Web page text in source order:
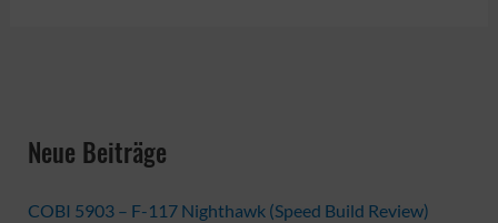
Neue Beiträge
COBI 5903 – F-117 Nighthawk (Speed Build Review)